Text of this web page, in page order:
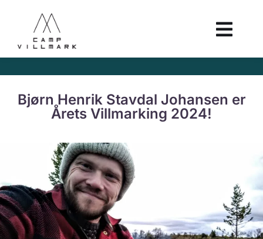
Bjørn Henrik Stavdal Johansen er
Årets Villmarking 2024!